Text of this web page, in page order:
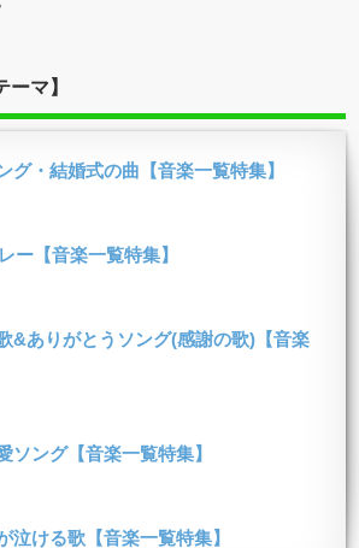
ーマ】
グ・結婚式の曲【音楽一覧特集】
ー【音楽一覧特集】
&ありがとうソング(感謝の歌)【音楽
ソング【音楽一覧特集】
泣ける歌【音楽一覧特集】